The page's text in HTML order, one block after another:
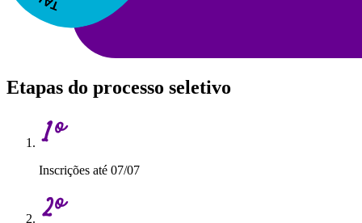
Etapas do processo seletivo
Inscrições até 07/07